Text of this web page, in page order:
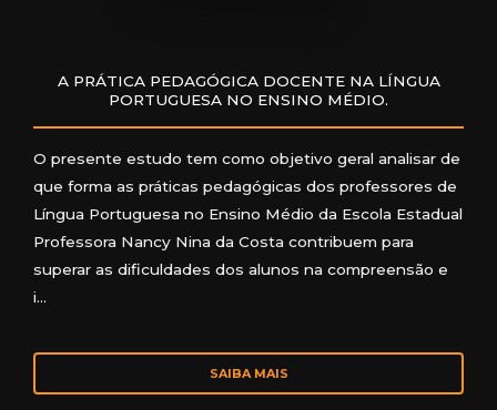
A PRÁTICA PEDAGÓGICA DOCENTE NA LÍNGUA
PORTUGUESA NO ENSINO MÉDIO.
O presente estudo tem como objetivo geral analisar de
que forma as práticas pedagógicas dos professores de
Língua Portuguesa no Ensino Médio da Escola Estadual
Professora Nancy Nina da Costa contribuem para
superar as dificuldades dos alunos na compreensão e
i…
SAIBA MAIS